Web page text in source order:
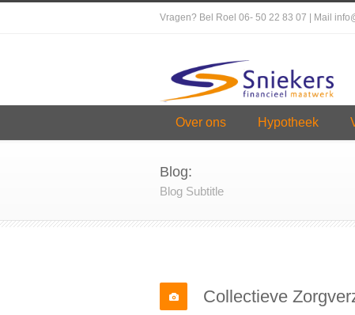
Vragen? Bel Roel 06- 50 22 83 07 | Mail
Over ons Hypotheek
Blog:
Blog Subtitle
Collectieve